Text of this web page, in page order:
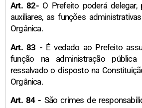
Art. 82-O Prefeito poderá delegar,
auxiliares, as funções
Orgânica.
Art. 83 -É vedado ao Prefeito
função na administração
ressalvado o disposto na
Orgânica.
Art. 84 - São crimes de